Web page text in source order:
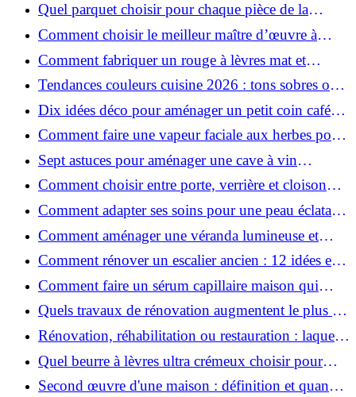
Quel parquet choisir pour chaque pièce de la
maison ?
Comment choisir le meilleur maître d’œuvre à
Grenoble en 2026 ?
Comment fabriquer un rouge à lèvres mat et
hydratant fait maison ?
Tendances couleurs cuisine 2026 : tons sobres ou
colorés, que choisir ?
Dix idées déco pour aménager un petit coin café
chez soi
Comment faire une vapeur faciale aux herbes pour
une peau plus saine et rajeunie ?
Sept astuces pour aménager une cave à vin
naturelle chez soi
Comment choisir entre porte, verrière et cloison
coulissante pour séparer vos pièces ?
Comment adapter ses soins pour une peau éclatante
en hiver ?
Comment aménager une véranda lumineuse et
conviviale : 12 idées déco
Comment rénover un escalier ancien : 12 idées et
astuces faciles pas à pas
Comment faire un sérum capillaire maison qui
stimule réellement la pousse des cheveux ?
Quels travaux de rénovation augmentent le plus la
valeur d'une maison pour la revente ?
Rénovation, réhabilitation ou restauration : laquelle
convient le mieux à mon logement ?
Quel beurre à lèvres ultra crémeux choisir pour
lèvres sèches et gercées?
Second œuvre d'une maison : définition et quand